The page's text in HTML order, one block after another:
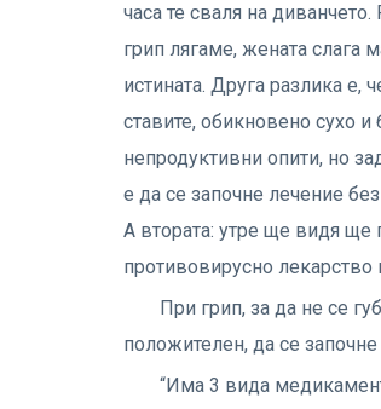
часа те сваля на
грип лягаме, жената слага
истината. Друга разлика е,
ставите, обикновено сухо
непродуктивни опити, но
е да се започне лечение
А втората: утре ще видя ще
противовирусно лекарство
При грип, за да не се
положителен, да се
“Има 3 вида